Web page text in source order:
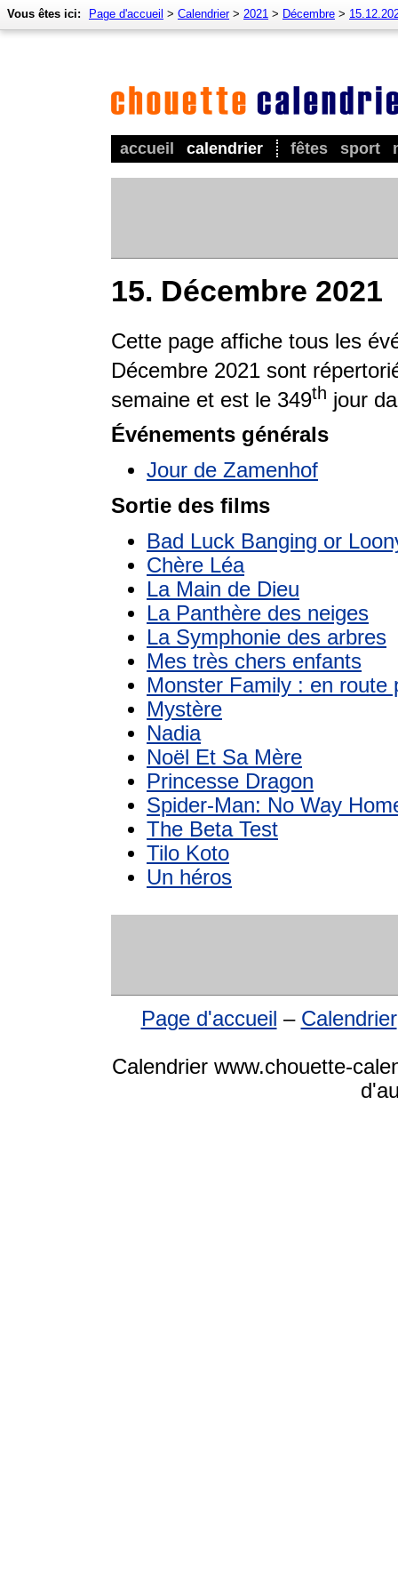
accueil calendrier fêtes sport
Vous êtes ici: Page d'accueil > Calendrier> 2021 > Décembre >
15. Décembre 2021
Cette page affiche tous les
Décembre 2021 sont
semaine et est le 349th jour
Événements générals
Jour de Zamenhof
Sortie des films
Bad Luck Banging or
Chère Léa
La Main de Dieu
La Panthère des neiges
La Symphonie des arbres
Mes très chers enfants
Monster Family : en route
Mystère
Nadia
Noël Et Sa Mère
Princesse Dragon
Spider-Man: No Way
The Beta Test
Tilo Koto
Un héros
Page d'accueil – Calendrier
Calendrier www.chouette-